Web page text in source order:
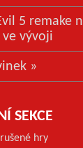
5 remake
vývoji
»
SEKCE
hry